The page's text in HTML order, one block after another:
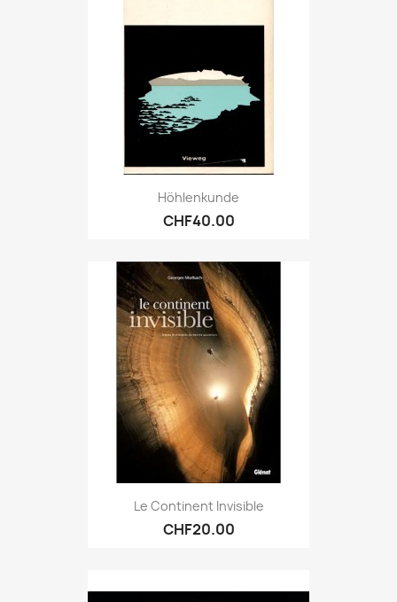
Höhlenkunde
CHF40.00
Le Continent Invisible
CHF20.00